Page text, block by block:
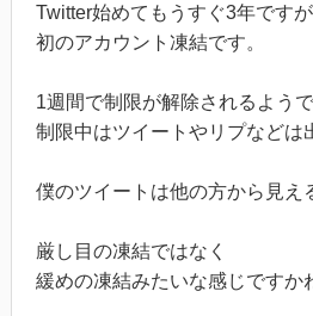
Twitter始めてもうすぐ3年ですが
初のアカウント凍結です。
1週間で制限が解除されるよう
制限中はツイートやリプなどは
僕のツイートは他の方から見え
厳し目の凍結ではなく
緩めの凍結みたいな感じですか